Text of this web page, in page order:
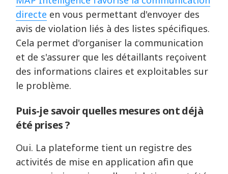
directe en vous permettant d'envoyer des
avis de violation liés à des listes spécifiques.
Cela permet d'organiser la communication
et de s'assurer que les détaillants reçoivent
des informations claires et exploitables sur
le problème.
Puis-je savoir quelles mesures ont déjà
été prises ?
Oui. La plateforme tient un registre des
activités de mise en application afin que